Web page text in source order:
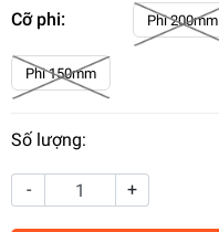
Cỡ phi: Phi 200mm
Phi 150mm
Số lượng:
- +